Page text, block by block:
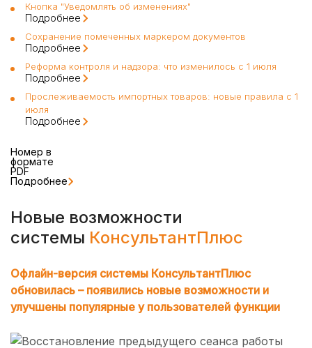
Кнопка "Уведомлять об изменениях"
Подробнее
Сохранение помеченных маркером документов
Подробнее
Реформа контроля и надзора: что изменилось с 1 июля
Подробнее
Прослеживаемость импортных товаров: новые правила с 1
июля
Подробнее
Номер в
формате
PDF
Подробнее
Новые возможности
системы КонсультантПлюс
Офлайн-версия системы КонсультантПлюс
обновилась – появились новые возможности и
улучшены популярные у пользователей функции